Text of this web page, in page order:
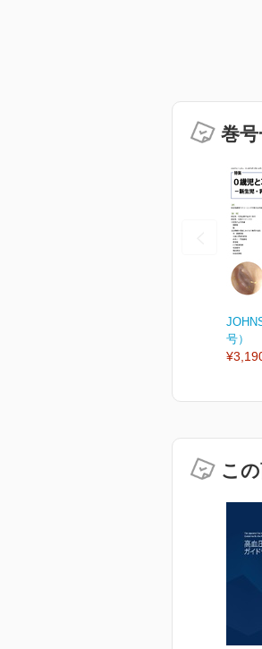
巻
号）
こ